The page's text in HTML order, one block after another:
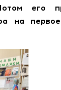
его
на